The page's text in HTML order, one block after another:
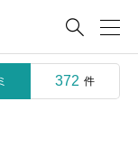

372 件